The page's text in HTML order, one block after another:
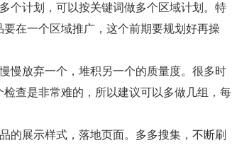
个计划，可以按关键词做多个区域计划。特
在一个区域推广，这个前期要规划好再操
慢放弃一个，堆积另一个的质量度。很多时
查是非常难的，所以建议可以多做几组，每
的展示样式，落地页面。多多搜集，不断刷